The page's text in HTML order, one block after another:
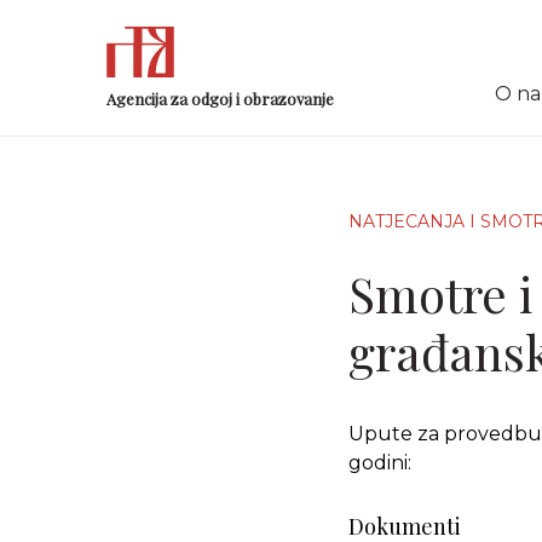
Agencija za odgoj i obrazovanje O
NATJECANJA I
Smotre
Upute za provedbu
godini:
Dokumenti